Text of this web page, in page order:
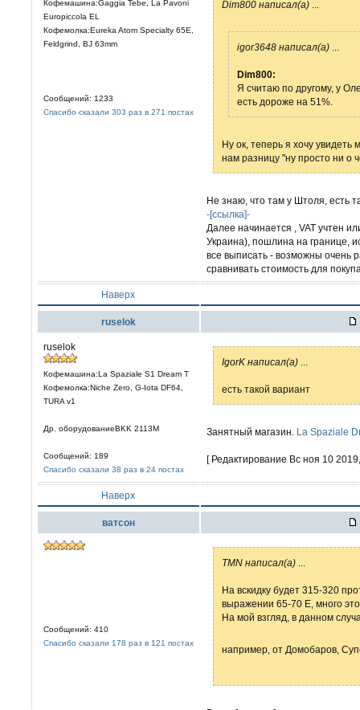
Кофемашина:Gaggia Tebe, La Pavoni
Europiccola EL
Кофемолка:Eureka Atom Specialty 65E,
Feldgrind, BJ 63mm
Сообщений: 1233
Спасибо сказали 303 раз в 271 постах
Dim800 написал(а)
igor3648 написал(а)
Dim800:
Я считаю по другому, у
есть дороже на 51%.
Ну ок, теперь я хочу увидеть
нам разницу "ну просто ни о
Не знаю, что там у Штоля, есть
-[ссылка]-
Далее начинается , VAT учтен
Украина), пошлина на границе,
все выписать - возможны очень
сравнивать стоимость для
Наверх
ruselok
ruselok
Кофемашина:La Spaziale S1 Dream T
Кофемолка:Niche Zero, G-Iota DF64,
TURA v1
Др. оборудованиеBKK 2113M
Сообщений: 189
Спасибо сказали 38 раз в 24 постах
IgorK написал(а)
есть такой вариант
Занятный магазин. La Spaziale
[ Редактирование Вс ноя 10
Наверх
ватсон
Сообщений: 410
Спасибо сказали 178 раз в 121 постах
TMN написал(а)
На вскидку будет 315-320
выражении 65-70 Е, много
На мой взгляд, в данном
например, от Домобаров,